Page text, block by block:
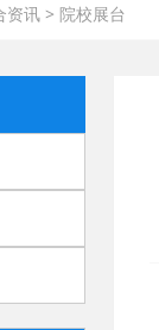
资讯> 院校展台